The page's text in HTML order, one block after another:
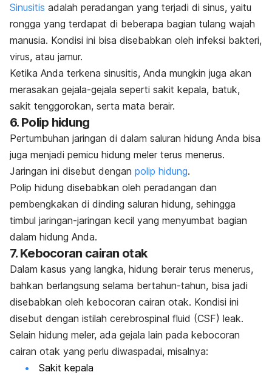
Sinusitis adalah peradangan yang terjadi di sinus, yaitu
rongga yang terdapat di beberapa bagian tulang wajah
manusia. Kondisi ini bisa disebabkan oleh infeksi bakteri,
virus, atau jamur.
Ketika Anda terkena sinusitis, Anda mungkin juga akan
merasakan gejala-gejala seperti sakit kepala, batuk,
sakit tenggorokan, serta mata berair.
6. Polip hidung
Pertumbuhan jaringan di dalam saluran hidung Anda bisa
juga menjadi pemicu hidung meler terus menerus.
Jaringan ini disebut dengan polip hidung.
Polip hidung disebabkan oleh peradangan dan
pembengkakan di dinding saluran hidung, sehingga
timbul jaringan-jaringan kecil yang menyumbat bagian
dalam hidung Anda.
7. Kebocoran cairan otak
Dalam kasus yang langka, hidung berair terus menerus,
bahkan berlangsung selama bertahun-tahun, bisa jadi
disebabkan oleh kebocoran cairan otak. Kondisi ini
disebut dengan istilah cerebrospinal fluid (CSF) leak.
Selain hidung meler, ada gejala lain pada kebocoran
cairan otak yang perlu diwaspadai, misalnya:
Sakit kepala